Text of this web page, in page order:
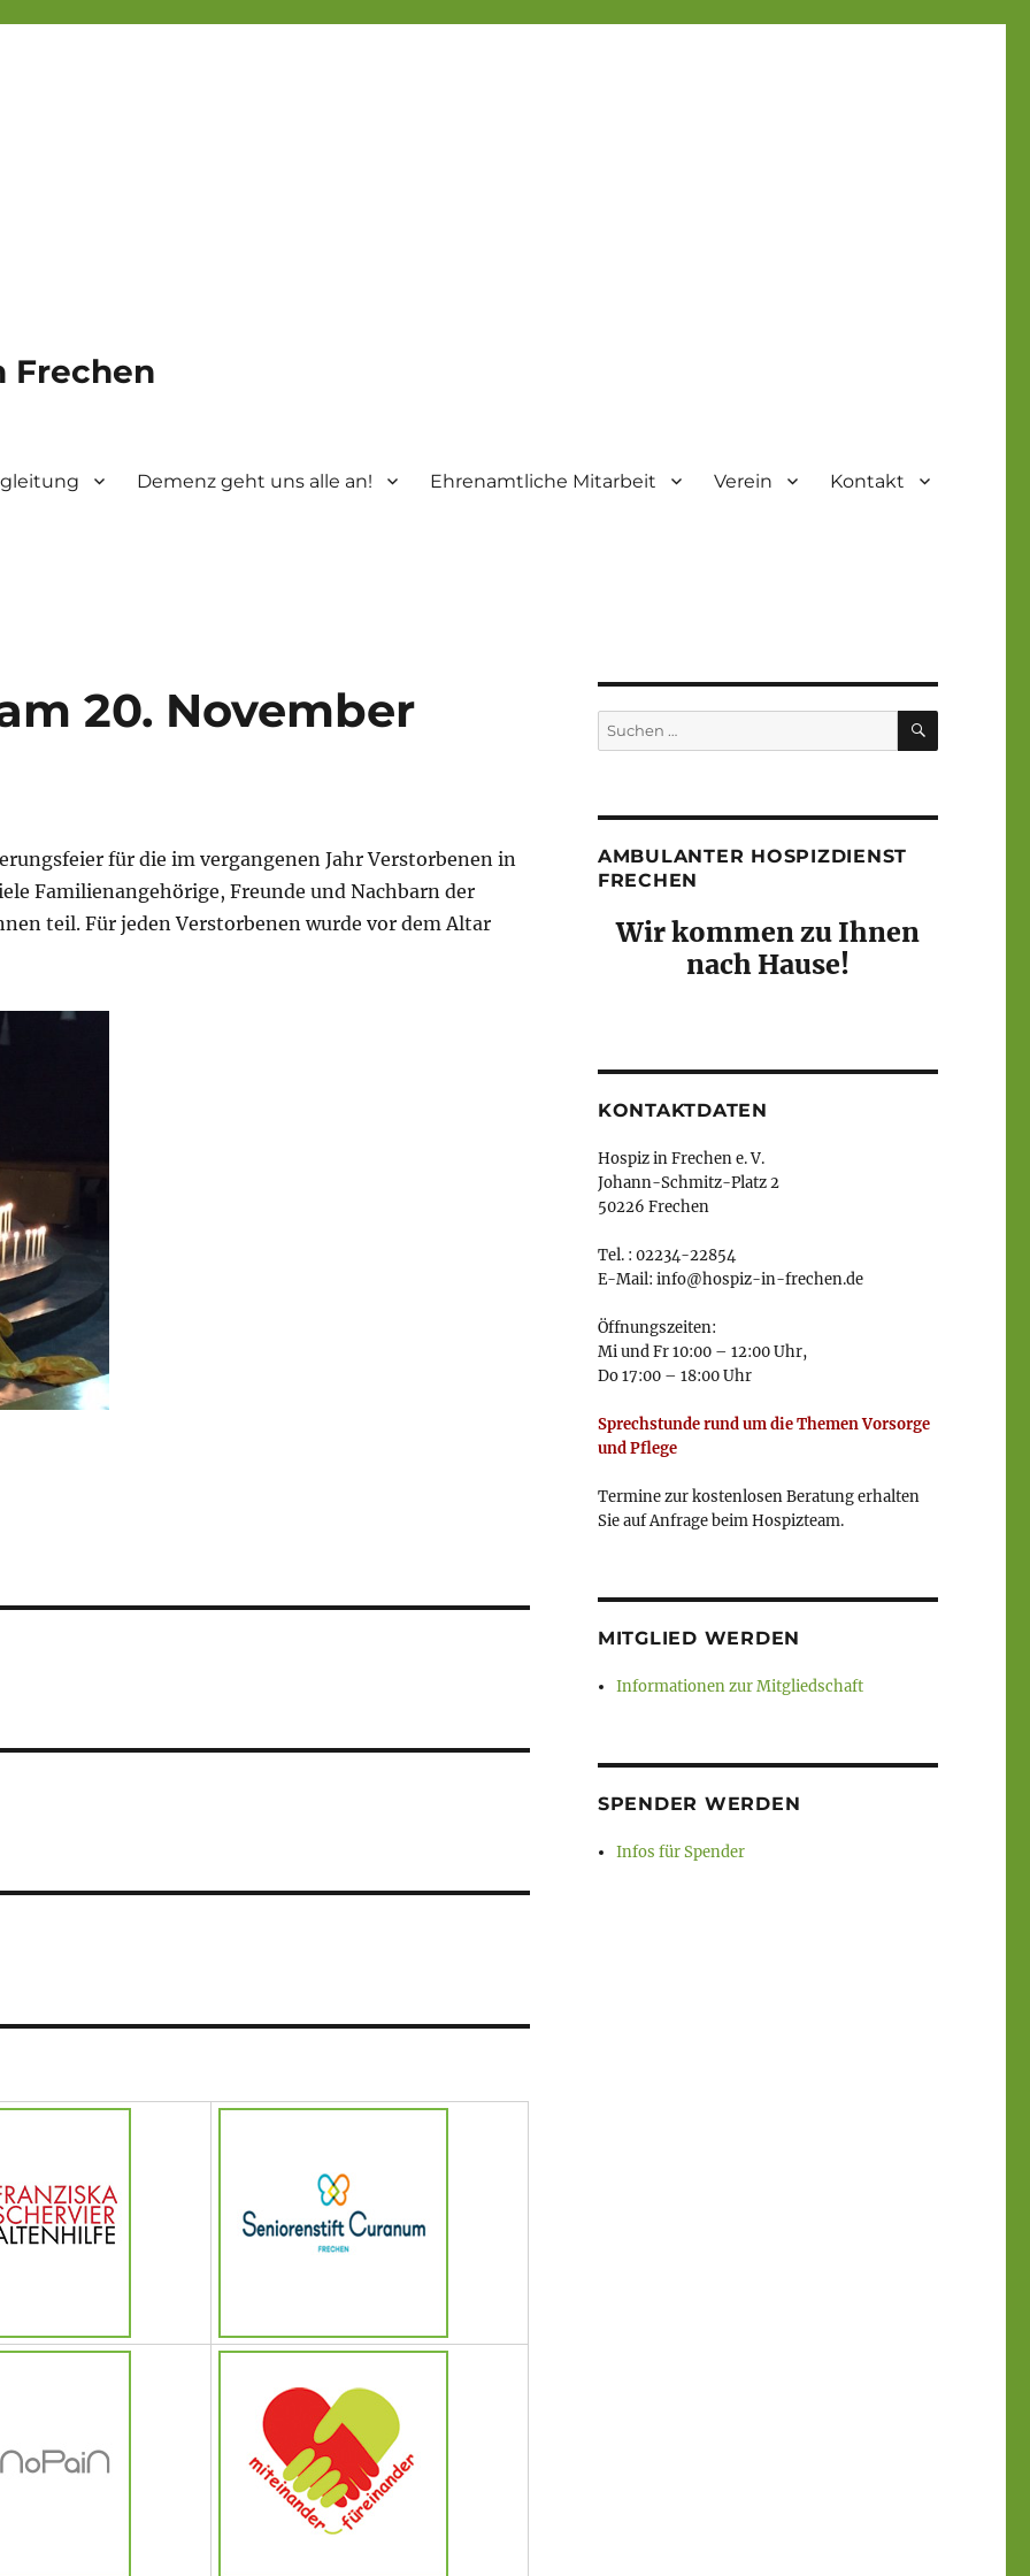
Frechen
Demenz geht uns alle an! Ehrenamtliche Mitarbeit Verein Kontakt
20. November
für die im vergangenen Jahr Verstorbenen in
Familienangehörige, Freunde und Nachbarn der
teil. Für jeden Verstorbenen wurde vor dem Altar
Suchen
nach:
SUCHEN
AMBULANTER HOSPIZDIENST
FRECHEN
Wir kommen zu Ihnen
nach Hause!
KONTAKTDATEN
Hospiz in Frechen e. V.
Johann-Schmitz-Platz 2
50226 Frechen
Tel. : 02234-22854
E-Mail: info@hospiz-in-frechen.de
Öffnungszeiten:
Mi und Fr 10:00 – 12:00 Uhr,
Do 17:00 – 18:00 Uhr
Sprechstunde rund um die Themen Vorsorge
und Pflege
Termine zur kostenlosen Beratung erhalten
Sie auf Anfrage beim Hospizteam.
MITGLIED WERDEN
Informationen zur Mitgliedschaft
SPENDER WERDEN
Infos für Spender